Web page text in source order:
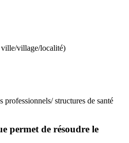
ville/village/localité)
professionnels/ structures de santé
permet de résoudre le